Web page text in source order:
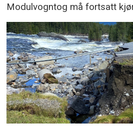
Modulvogntog må fortsatt